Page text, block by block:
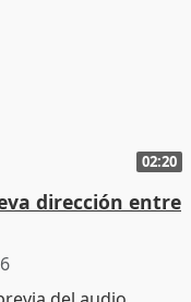
02:20
dirección entre